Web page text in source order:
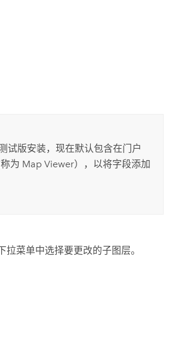
试版安装，现在默认包含在门户
称为 Map Viewer），以将字段添加
拉菜单中选择要更改的子图层。